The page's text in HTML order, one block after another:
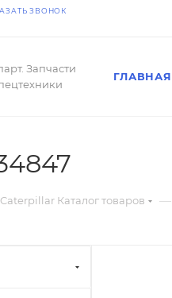
ЗВОНОК
Запчасти
ГЛАВНАЯ
Caterpillar Каталог товаров —